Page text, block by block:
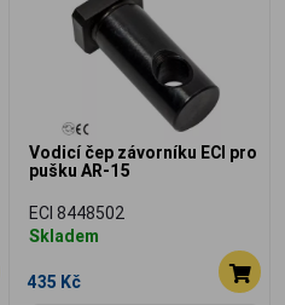
Vodicí čep závorníku ECI pro
pušku AR-15
ECI 8448502
Skladem
435 Kč